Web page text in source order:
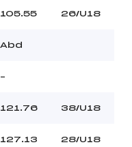
105.55 26/U18
Abd
–
121.76 38/U18
127.13 28/U18